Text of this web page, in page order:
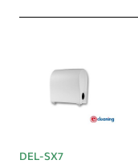
DEL-SX7